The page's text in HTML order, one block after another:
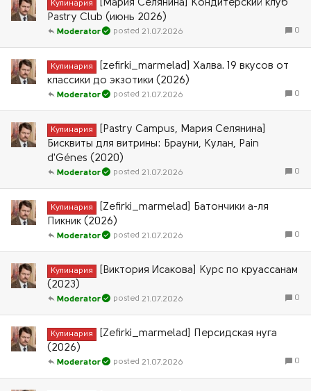
Кулинария
[Мария Селянина] Кондитерский клуб
Pastry Club (июнь 2026)
0
21.07.2026
Moderator
Кулинария
[zefirki_marmelad] Халва. 19 вкусов от
классики до экзотики (2026)
0
21.07.2026
Moderator
Кулинария
[Pastry Campus, Мария Селянина]
Бисквиты для витрины: Брауни, Кулан, Pain
d'Génes (2020)
0
21.07.2026
Moderator
Кулинария
[Zefirki_marmelad] Батончики а-ля
Пикник (2026)
0
21.07.2026
Moderator
Кулинария
[Виктория Исакова] Курс по круассанам
(2023)
0
21.07.2026
Moderator
Кулинария
[Zefirki_marmelad] Персидская нуга
(2026)
0
21.07.2026
Moderator